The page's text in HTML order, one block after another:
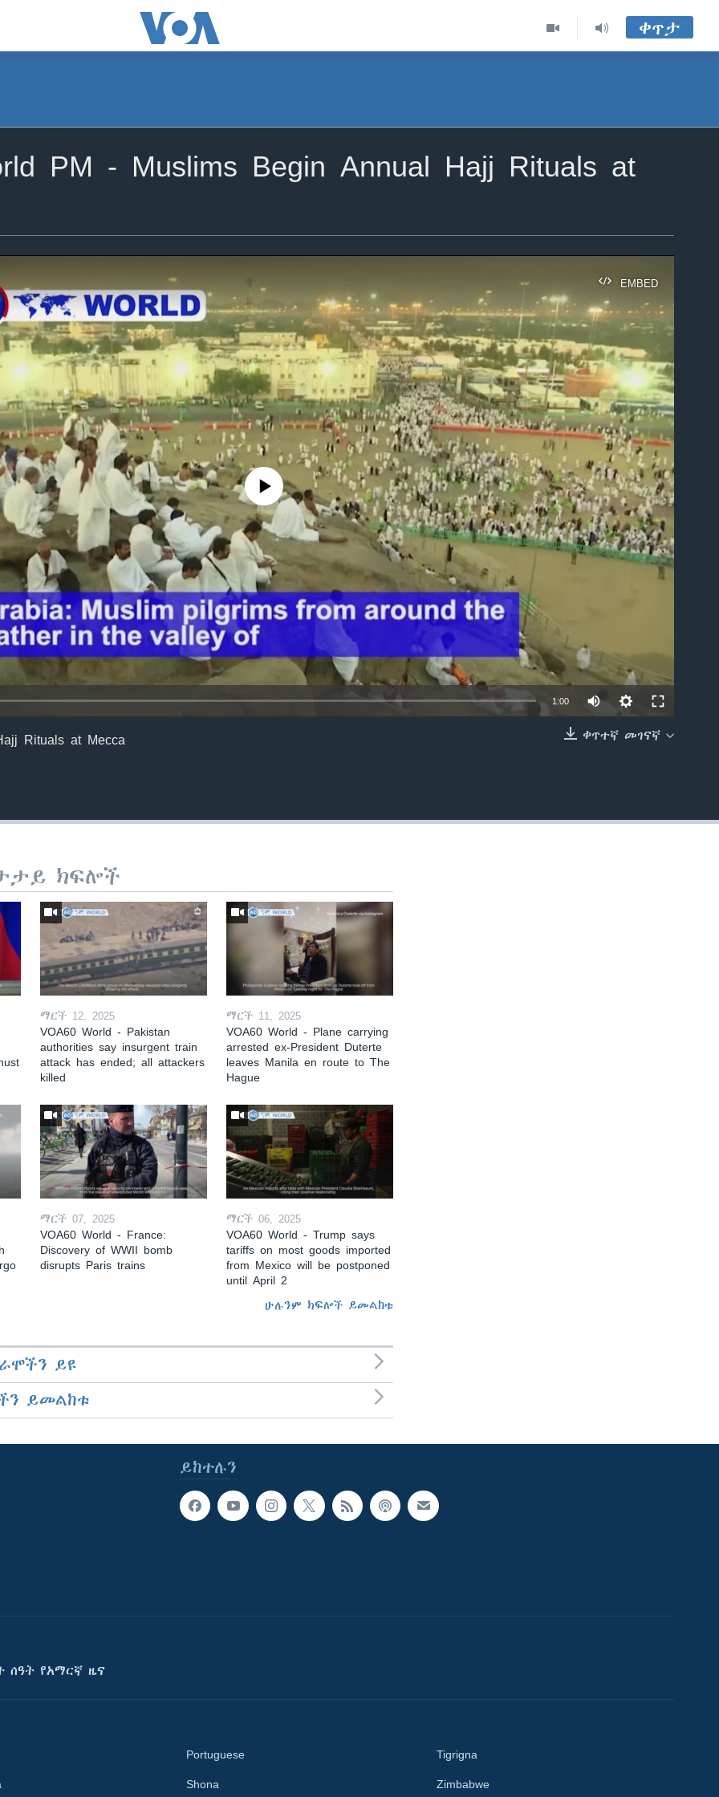
ቀጥታ
PM - Muslims Begin Annual Hajj Rituals at
EMBED
EMBED
No media source currently available
1:00
ቀጥተኛ መገናኛ
Rituals at Mecca
ክፍሎች
ማርች 12, 2025
VOA60 World - Pakistan
authorities say insurgent train
attack has ended; all attackers
killed
ማርች 11, 2025
VOA60 World - Plane carrying
arrested ex-President Duterte
leaves Manila en route to The
Hague
ማርች 07, 2025
VOA60 World - France:
Discovery of WWII bomb
disrupts Paris trains
ማርች 06, 2025
VOA60 World - Trump says
tariffs on most goods imported
from Mexico will be postponed
until April 2
ሁሉንም ክፍሎች ይመልከቱ
ይዩ
ይመልከቱ
ይከተሉን
ሰዓት የአማርኛ ዜና
Portuguese
Shona
Tigrigna
Zimbabwe